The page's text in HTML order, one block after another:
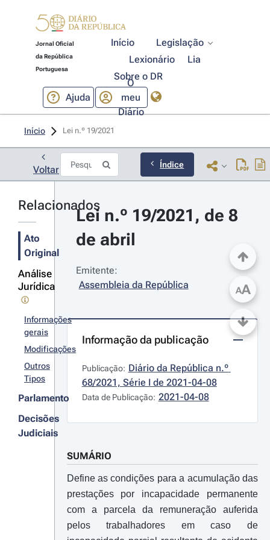
Jornal Oficial
da República
Portuguesa
Início
Legislação
Lexionário
Lia
Sobre o DR
Ajuda
O
meu
Diário
Início Lei n.º 19/2021
Voltar Índice
Relacionados
Ato
Original
Análise
Jurídica
Informações
gerais
Modificações
Outros
Tipos
Parlamento
Decisões
Judiciais
Lei n.º 19/2021, de 8
de abril
Emitente:
Assembleia da República
Informação da publicação
Publicação: Diário da República n.º
68/2021, Série I de 2021-04-08
Data de Publicação: 2021-04-08
SUMÁRIO
Define as condições para a acumulação das
prestações por incapacidade permanente
com a parcela da remuneração auferida
pelos trabalhadores em caso de
AA